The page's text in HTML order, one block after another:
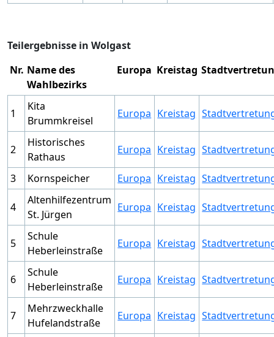
Teilergebnisse in Wolgast
Nr. Name des
Wahlbezirks
Europa Kreistag
1
Kita
Brummkreisel
Europa Kreistag
2
Historisches
Rathaus
Europa Kreistag
3 Kornspeicher Europa Kreistag
4
Altenhilfezentrum
St. Jürgen
Europa Kreistag
5
Schule
Heberleinstraße
Europa Kreistag
6
Schule
Heberleinstraße
Europa Kreistag
7
Mehrzweckhalle
Hufelandstraße
Europa Kreistag